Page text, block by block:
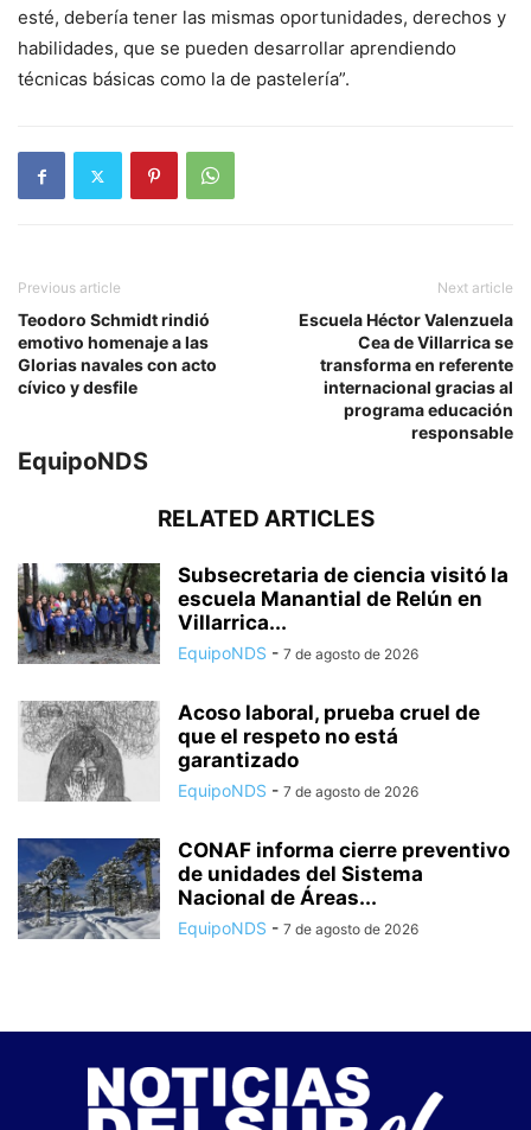
esté, debería tener las mismas oportunidades, derechos y
habilidades, que se pueden desarrollar aprendiendo
técnicas básicas como la de pastelería”.
Previous article
Teodoro Schmidt rindió
emotivo homenaje a las
Glorias navales con acto
cívico y desfile
Next article
Escuela Héctor Valenzuela
Cea de Villarrica se
transforma en referente
internacional gracias al
programa educación
responsable
EquipoNDS
RELATED ARTICLES
Subsecretaria de ciencia visitó la
escuela Manantial de Relún en
Villarrica...
EquipoNDS - 7 de agosto de 2026
Acoso laboral, prueba cruel de
que el respeto no está
garantizado
EquipoNDS - 7 de agosto de 2026
CONAF informa cierre preventivo
de unidades del Sistema
Nacional de Áreas...
EquipoNDS - 7 de agosto de 2026